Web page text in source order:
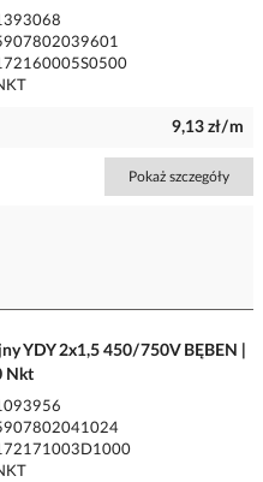
9,13 zł/m
Pokaż szczegóły
YDY 2x1,5 450/750V BĘBEN |
Nkt